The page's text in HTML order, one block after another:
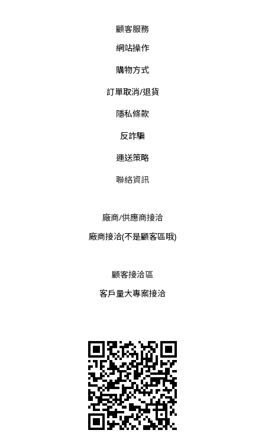
顧客服務
網站操作
購物方式
訂單取消/退貨
隱私條款
反詐騙
運送策略
聯絡資訊
廠商/供應商接洽
廠商接洽(不是顧客區哦)
顧客接洽區
客戶量大專案接洽